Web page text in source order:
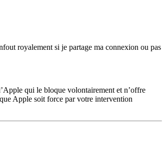
royalement si je partage ma connexion ou pas
qui le bloque volontairement et n’offre
Apple soit force par votre intervention